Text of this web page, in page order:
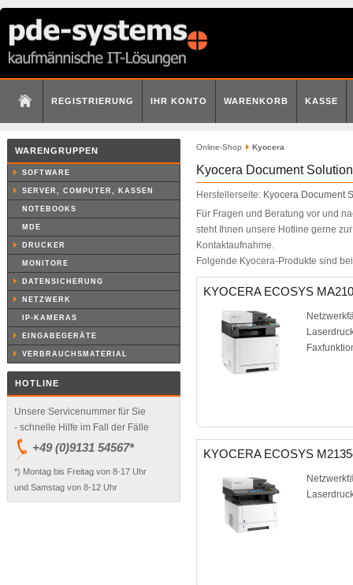
REGISTRIERUNG IHR KONTO WARENKORB KASSE
WARENGRUPPEN
SOFTWARE
SERVER, COMPUTER, KASSEN
NOTEBOOKS
MDE
DRUCKER
MONITORE
DATENSICHERUNG
NETZWERK
IP-KAMERAS
EINGABEGERÄTE
VERBRAUCHSMATERIAL
HOTLINE
Unsere Servicenummer für Sie
- schnelle Hilfe im Fall der Fälle
+49 (0)9131 54567*
*) Montag bis Freitag von 8-17 Uhr
und Samstag von 8-12 Uhr
Online-Shop Kyocera
Kyocera Document
Herstellerseite: Kyocera Document
Für Fragen und Beratung vor und
steht Ihnen unsere Hotline gerne
Kontaktaufnahme.
Folgende Kyocera-Produkte sind
KYOCERA ECOSYS
KYOCERA ECOSYS